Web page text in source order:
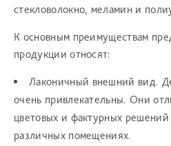
стекловолокно, меламин и
К основным преимуществам
продукции относят:
Лаконичный внешний вид.
очень привлекательны. Они
цветовых и фактурных решений
различных помещениях.